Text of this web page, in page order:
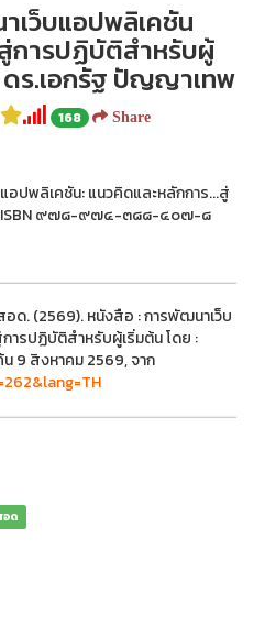
เว็บแอปพลิเคชัน
การปฏิบัติสำหรับผู้
ดร.เอกรัฐ ปัญญาเทพ
168 Share
ปพลิเคชัน: แนวคิดและหลักการ...สู่
ISBN ๙๗๘-๙๗๔-๓๘๘-๔๐๗-๘
ด. (2569). หนังสือ : การพัฒนาเว็บ
ารปฏิบัติสำหรับผู้เริ่มต้น โดย :
9 สิงหาคม 2569, จาก
อด